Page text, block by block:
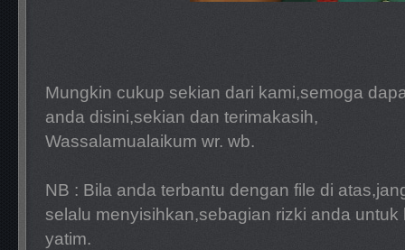
Mungkin cukup sekian dari kami,semoga
anda disini,sekian dan terimakasih,
Wassalamualaikum wr. wb.
NB : Bila anda terbantu dengan file di
selalu menyisihkan,sebagian rizki anda
yatim.